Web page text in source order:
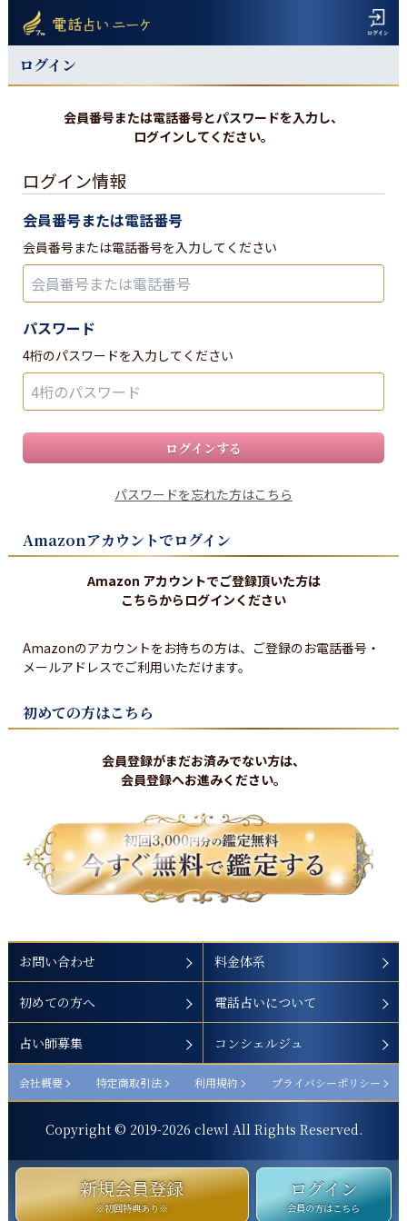
ログイン
会員番号または電話番号とパスワードを入力し、
ログインしてください。
ログイン情報
会員番号または電話番号
会員番号または電話番号を入力してください
パスワード
4桁のパスワードを入力してください
ログインする
パスワードを忘れた方はこちら
Amazonアカウントでログイン
Amazon アカウントでご登録頂いた方は
こちらからログインください
Amazonのアカウントをお持ちの方は、ご登録のお電話番号・
メールアドレスでご利用いただけます。
初めての方はこちら
会員登録がまだお済みでない方は、
会員登録へお進みください。
お問い合わせ 料金体系
初めての方へ 電話占いについて
占い師募集 コンシェルジュ
会社概要 特定商取引法 利用規約 プライバシーポリシー
Copyright © 2019-2026 clewl All Rights Reserved.
新規会員登録
※初回特典あり※
ログイン
会員の方はこちら